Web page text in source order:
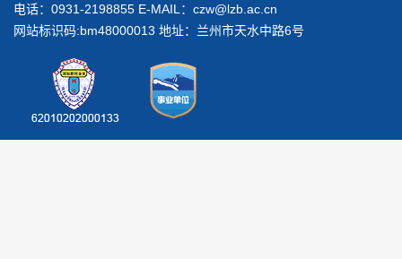
电话：0931-2198855 E-MAIL： czw@lzb.ac.cn
网站标识码:bm48000013 地址：兰州市天水中路6号